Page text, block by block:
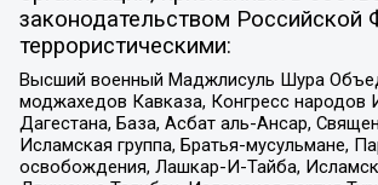
законодательством Российской
террористическими:
Высший военный Маджлисуль Шура
моджахедов Кавказа, Конгресс народов
Дагестана, База, Асбат аль-Ансар,
Исламская группа, Братья-мусульмане,
освобождения, Лашкар-И-Тайба,